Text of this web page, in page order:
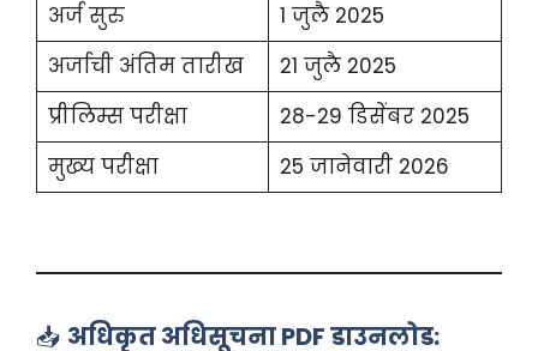
अर्ज सुरु
1 जुलै 2025
अर्जाची अंतिम तारीख
21 जुलै 2025
प्रीलिम्स परीक्षा
28-29 डिसेंबर 2025
मुख्य परीक्षा
25 जानेवारी 2026
📥 अधिकृत अधिसूचना PDF डाउनलोड: